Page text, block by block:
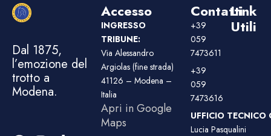
Dal 1875,
l’emozione del
trotto a
Modena.
Accesso
INGRESSO
TRIBUNE:
Via Alessandro
Argiolas (fine strada)
41126 – Modena –
Italia
Apri in Google
Maps
Contatti
+39
059
7473611
+39
059
7473616
UFFICIO TECNICO
Lucia Pasqualini
Link
Utili